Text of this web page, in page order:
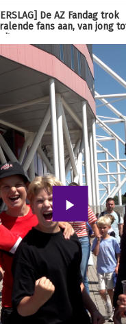
De AZ Fandag trok
fans aan, van jong